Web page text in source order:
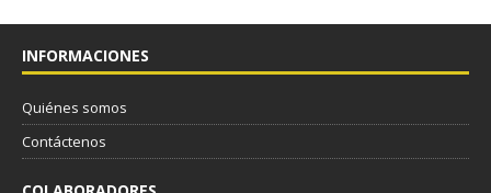
INFORMACIONES
Quiénes somos
Contáctenos